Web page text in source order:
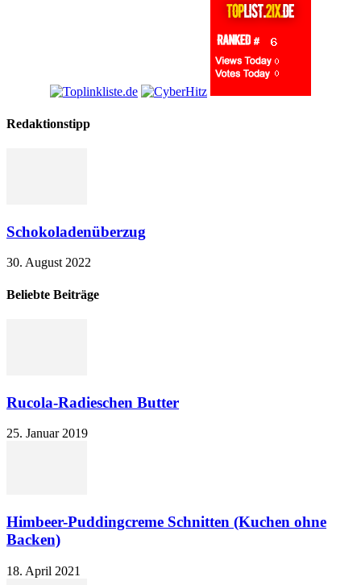
Redaktionstipp
Schokoladenüberzug
30. August 2022
Beliebte Beiträge
Rucola-Radieschen Butter
25. Januar 2019
Himbeer-Puddingcreme Schnitten (Kuchen ohne
Backen)
18. April 2021